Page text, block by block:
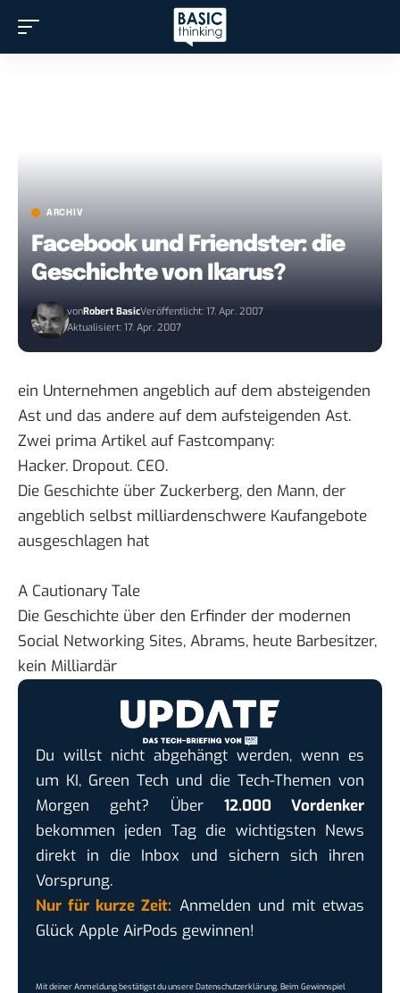
ARCHIV
Facebook und Friendster: die
Geschichte von Ikarus?
vonRobert BasicVeröffentlicht: 17. Apr. 2007
Aktualisiert: 17. Apr. 2007
ein Unternehmen angeblich auf dem absteigenden
Ast und das andere auf dem aufsteigenden Ast.
Zwei prima Artikel auf Fastcompany:
Hacker. Dropout. CEO.
Die Geschichte über Zuckerberg, den Mann, der
angeblich selbst milliardenschwere Kaufangebote
ausgeschlagen hat
A Cautionary Tale
Die Geschichte über den Erfinder der modernen
Social Networking Sites, Abrams, heute Barbesitzer,
kein Milliardär
Du willst nicht abgehängt werden, wenn es
um KI, Green Tech und die Tech-Themen von
Morgen geht? Über 12.000 Vordenker
bekommen jeden Tag die wichtigsten News
direkt in die Inbox und sichern sich ihren
Vorsprung.
Nur für kurze Zeit: Anmelden und mit etwas
Glück Apple AirPods gewinnen!
Mit deiner Anmeldung bestätigst du unsereDatenschutzerklärung. Beim Gewinnspiel